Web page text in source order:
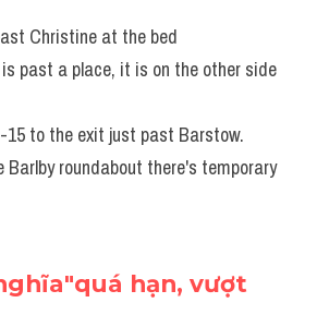
Christine at the bed
past a place, it is on the other side
15 to the exit just past Barstow.
roundabout there's temporary
hạn, vượt